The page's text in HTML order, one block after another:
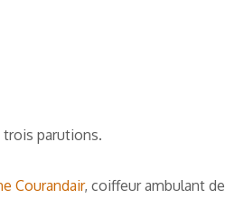
trois parutions.
Courandair, coiffeur ambulant